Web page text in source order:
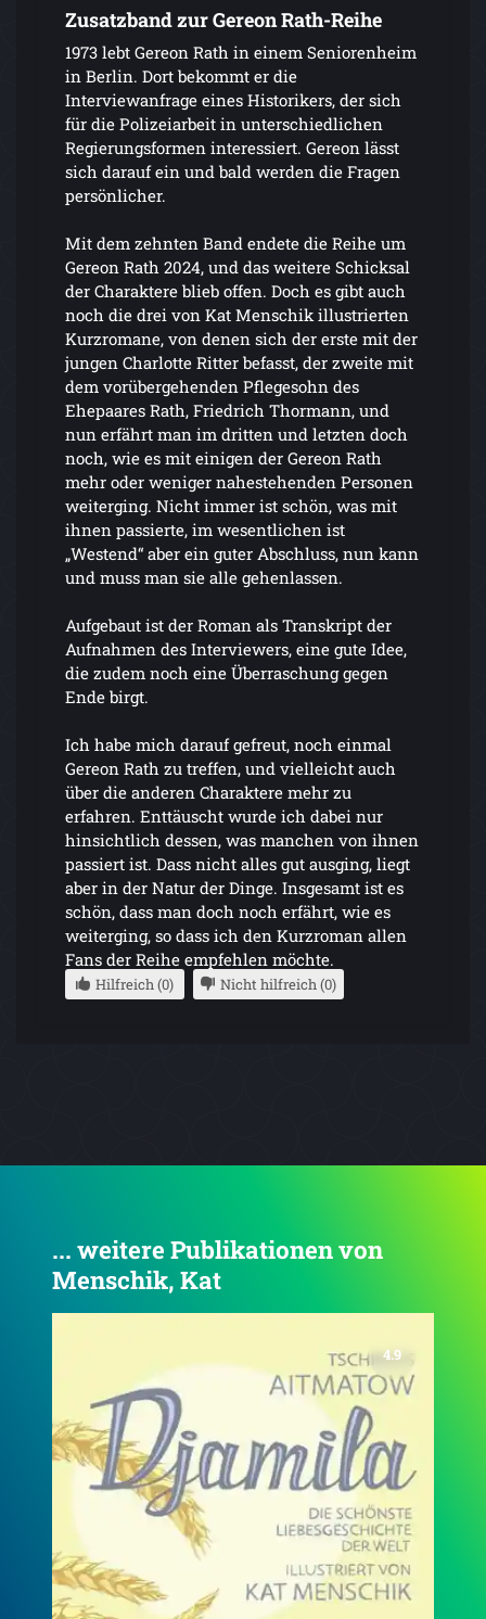
Zusatzband zur Gereon Rath-Reihe
1973 lebt Gereon Rath in einem Seniorenheim
in Berlin. Dort bekommt er die
Interviewanfrage eines Historikers, der sich
für die Polizeiarbeit in unterschiedlichen
Regierungsformen interessiert. Gereon lässt
sich darauf ein und bald werden die Fragen
persönlicher.
Mit dem zehnten Band endete die Reihe um
Gereon Rath 2024, und das weitere Schicksal
der Charaktere blieb offen. Doch es gibt auch
noch die drei von Kat Menschik illustrierten
Kurzromane, von denen sich der erste mit der
jungen Charlotte Ritter befasst, der zweite mit
dem vorübergehenden Pflegesohn des
Ehepaares Rath, Friedrich Thormann, und
nun erfährt man im dritten und letzten doch
noch, wie es mit einigen der Gereon Rath
mehr oder weniger nahestehenden Personen
weiterging. Nicht immer ist schön, was mit
ihnen passierte, im wesentlichen ist
„Westend“ aber ein guter Abschluss, nun kann
und muss man sie alle gehenlassen.
Aufgebaut ist der Roman als Transkript der
Aufnahmen des Interviewers, eine gute Idee,
die zudem noch eine Überraschung gegen
Ende birgt.
Ich habe mich darauf gefreut, noch einmal
Gereon Rath zu treffen, und vielleicht auch
über die anderen Charaktere mehr zu
erfahren. Enttäuscht wurde ich dabei nur
hinsichtlich dessen, was manchen von ihnen
passiert ist. Dass nicht alles gut ausging, liegt
aber in der Natur der Dinge. Insgesamt ist es
schön, dass man doch noch erfährt, wie es
weiterging, so dass ich den Kurzroman allen
Fans der Reihe empfehlen möchte.
Hilfreich (0) Nicht hilfreich (0)
... weitere Publikationen von
Menschik, Kat
4.6